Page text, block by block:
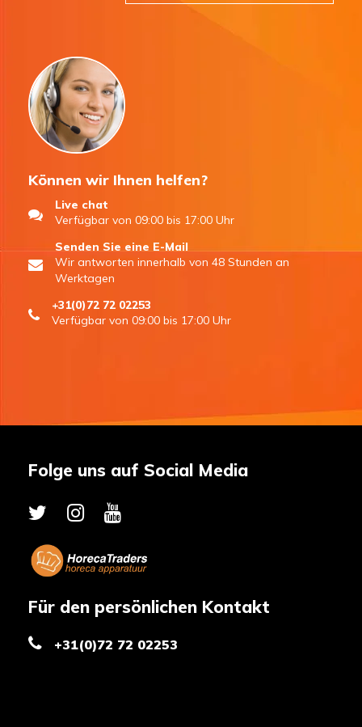
Können wir Ihnen helfen?
Live chat
Verfügbar von 09:00 bis 17:00 Uhr
Senden Sie eine E-Mail
Wir antworten innerhalb von 48 Stunden an
Werktagen
+31(0)72 72 02253
Verfügbar von 09:00 bis 17:00 Uhr
Folge uns auf Social Media
Für den persönlichen Kontakt
+31(0)72 72 02253